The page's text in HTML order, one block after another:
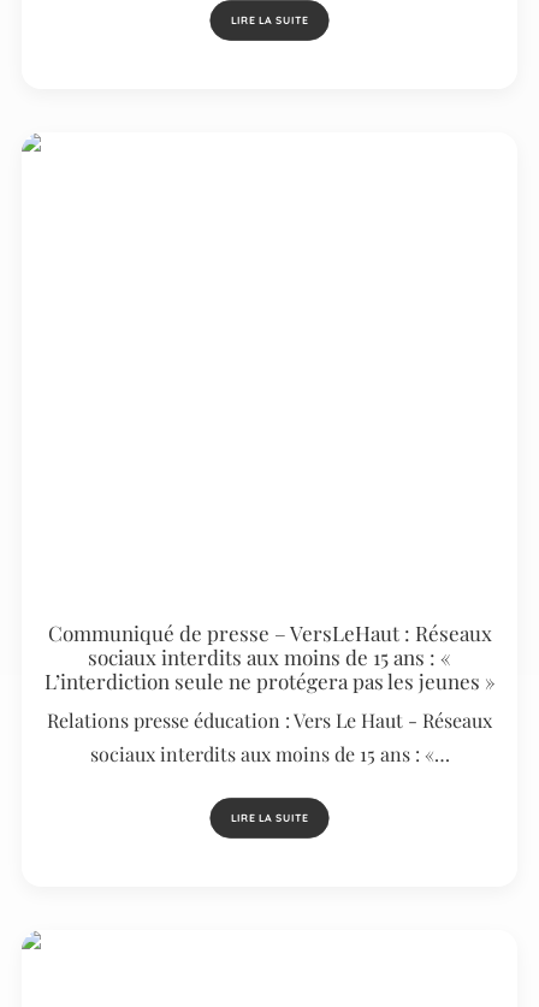
LIRE LA SUITE
Communiqué de presse – VersLeHaut : Réseaux
sociaux interdits aux moins de 15 ans : «
L’interdiction seule ne protégera pas les jeunes »
Relations presse éducation : Vers Le Haut - Réseaux
sociaux interdits aux moins de 15 ans : «…
LIRE LA SUITE